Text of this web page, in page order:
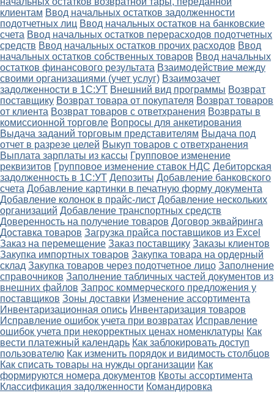
клиентам Ввод начальных остатков задолженности
подотчетных лиц Ввод начальных остатков на банковские
счета Ввод начальных остатков перерасходов подотчетных
средств Ввод начальных остатков прочих расходов Ввод
начальных остатков собственных товаров Ввод начальных
остатков финансового результата Взаимодействие между
своими организациями (учет услуг) Взаимозачет
задолженности в 1С:УТ Внешний вид программы Возврат
поставщику Возврат товара от покупателя Возврат товаров
от клиента Возврат товаров с ответхранения Возвраты в
комиссионной торговле Вопросы для анкетирования
Выдача заданий торговым представителям Выдача под
отчет в разрезе целей Выкуп товаров с ответхранения
Выплата зарплаты из кассы Групповое изменение
реквизитов Групповое изменение ставок НДС Дебиторская
задолженность в 1С:УТ Депозиты Добавление банковского
счета Добавление картинки в печатную форму документа
Добавление колонок в прайс-лист Добавление нескольких
организаций Добавление транспортных средств
Доверенность на получение товаров Договор эквайринга
Доставка товаров Загрузка прайса поставщиков из Excel
Заказ на перемещение Заказ поставщику Заказы клиентов
Закупка импортных товаров Закупка товара на ордерный
склад Закупка товаров через подотчетное лицо Заполнение
справочников Заполнение табличных частей документов из
внешних файлов Запрос коммерческого предложения у
поставщиков Зоны доставки Изменение ассортимента
Инвентаризационная опись Инвентаризация товаров
Исправление ошибок учета при возвратах Исправление
ошибок учета при некорректных ценах номенклатуры Как
вести платежный календарь Как заблокировать доступ
пользователю Как изменить порядок и видимость столбцов
Как списать товары на нужды организации Как
формируются номера документов Квоты ассортимента
Классификация задолженности Командировка